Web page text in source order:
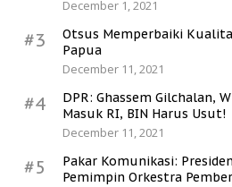
December 1, 2021
#3
Otsus Memperbaiki
Papua
December 11, 2021
#4
DPR: Ghassem Gilchalan,
Masuk RI, BIN Harus Usut!
December 11, 2021
#5
Pakar Komunikasi:
Pemimpin Orkestra